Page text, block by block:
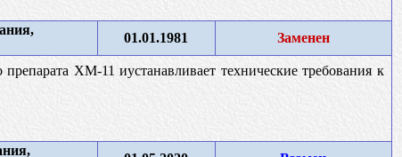
01.01.1981 Заменен
ХМ-11 иустанавливает технические требования к